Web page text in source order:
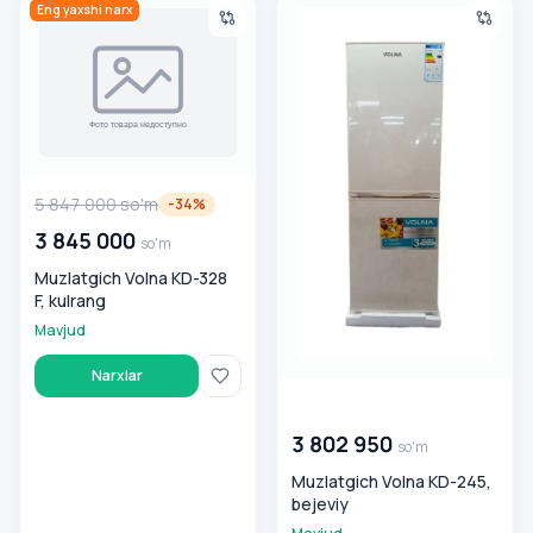
Eng yaxshi narx
5 847 000so'm -34%
3 845 000 so'm
Muzlatgich Volna KD-328
F, kulrang
Mavjud
Narxlar
3 802 950 so'm
Muzlatgich Volna KD-245,
bejeviy